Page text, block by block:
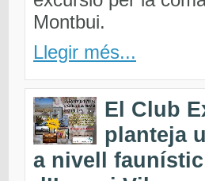
Montbui.
Llegir més...
El Club
planteja
a nivell